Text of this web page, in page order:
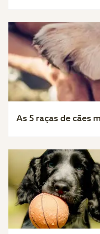
As 5 raças de cães